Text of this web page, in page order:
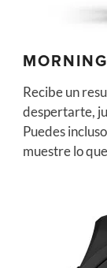
Recibe un
despertarte,
Puedes
muestre lo